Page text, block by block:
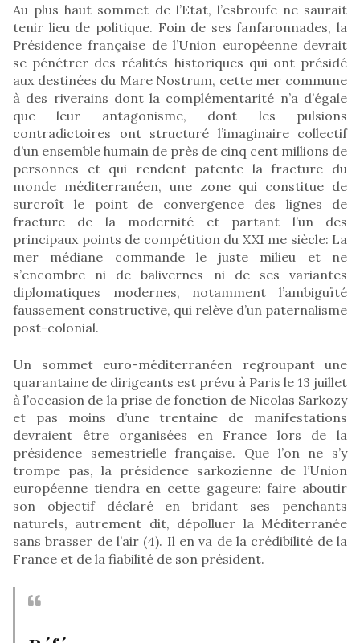
Au plus haut sommet de l’Etat, l’esbroufe ne saurait
tenir lieu de politique. Foin de ses fanfaronnades, la
Présidence française de l’Union européenne devrait
se pénétrer des réalités historiques qui ont présidé
aux destinées du Mare Nostrum, cette mer commune
à des riverains dont la complémentarité n’a d’égale
que leur antagonisme, dont les pulsions
contradictoires ont structuré l’imaginaire collectif
d’un ensemble humain de près de cinq cent millions de
personnes et qui rendent patente la fracture du
monde méditerranéen, une zone qui constitue de
surcroît le point de convergence des lignes de
fracture de la modernité et partant l’un des
principaux points de compétition du XXI me siècle: La
mer médiane commande le juste milieu et ne
s’encombre ni de balivernes ni de ses variantes
diplomatiques modernes, notamment l’ambiguïté
faussement constructive, qui relève d’un paternalisme
post-colonial.
Un sommet euro-méditerranéen regroupant une
quarantaine de dirigeants est prévu à Paris le 13 juillet
à l’occasion de la prise de fonction de Nicolas Sarkozy
et pas moins d’une trentaine de manifestations
devraient être organisées en France lors de la
présidence semestrielle française. Que l’on ne s’y
trompe pas, la présidence sarkozienne de l’Union
européenne tiendra en cette gageure: faire aboutir
son objectif déclaré en bridant ses penchants
naturels, autrement dit, dépolluer la Méditerranée
sans brasser de l’air (4). Il en va de la crédibilité de la
France et de la fiabilité de son président.